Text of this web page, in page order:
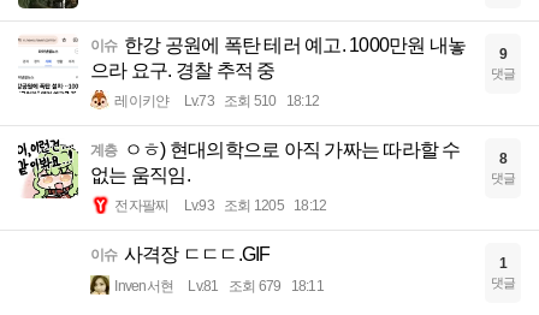
이슈 한강 공원에 폭탄 테러 예고. 1000만원 내놓
으라 요구. 경찰 추적 중
레이키얀 Lv.73 조회 510 18:12
9
댓글
계층
ㅇㅎ) 현대의학으로 아직 가짜는 따라할 수
없는 움직임.
전자팔찌 Lv.93 조회 1205 18:12
8
댓글
이슈 사격장 ㄷㄷㄷ.GIF
Inven서현 Lv.81 조회 679 18:11
1
댓글